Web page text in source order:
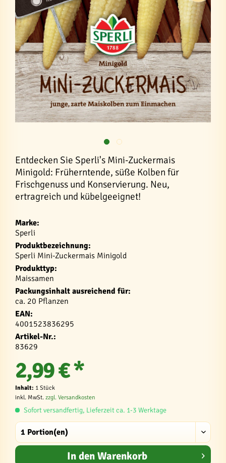
Entdecken Sie Sperli's Mini-Zuckermais
Minigold: Früherntende, süße Kolben für
Frischgenuss und Konservierung. Neu,
ertragreich und kübelgeeignet!
Marke:
Sperli
Produktbezeichnung:
Sperli Mini-Zuckermais Minigold
Produkttyp:
Maissamen
Packungsinhalt ausreichend für:
ca. 20 Pflanzen
EAN:
4001523836295
Artikel-Nr.:
83629
2,99 € *
Inhalt: 1 Stück
inkl. MwSt. zzgl. Versandkosten
Sofort versandfertig, Lieferzeit ca. 1-3 Werktage
In den Warenkorb